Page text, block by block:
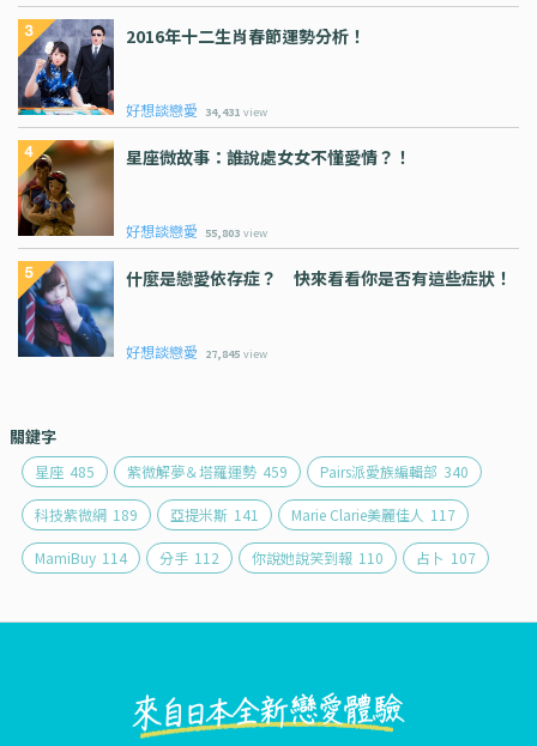
2016年十二生肖春節運勢分析！
好想談戀愛 34,431 view
星座微故事：誰說處女女不懂愛情？！
好想談戀愛 55,803 view
什麼是戀愛依存症？ 快來看看你是否有這些症狀！
好想談戀愛 27,845 view
關鍵字
星座 485 紫微解夢＆塔羅運勢 459 Pairs派愛族編輯部 340
科技紫微網 189 亞提米斯 141 Marie Clarie美麗佳人 117
MamiBuy 114 分手 112 你說她說笑到報 110 占卜 107